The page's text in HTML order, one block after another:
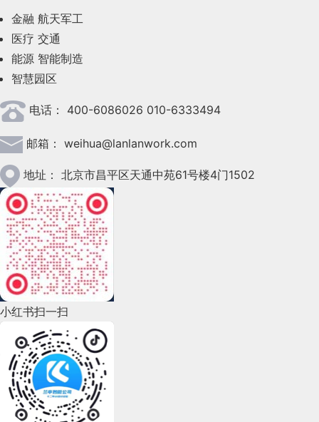
2023年6月(58)
2023年5月(28)
2023年4月(47)
2023年3月(37)
2023年2月(90)
2023年1月(78)
2022年12月(45)
2022年11月(69)
2022年10月(51)
2022年9月(135)
2022年8月(60)
2022年7月(111)
2022年6月(162)
2022年5月(143)
金融 航天军工
医疗 交通
能源 智能制造
智慧园区
电话： 400-6086026 010-6333494
邮箱： weihua@lanlanwork.com
地址： 北京市昌平区天通中苑61号楼4门1502
小红书扫一扫